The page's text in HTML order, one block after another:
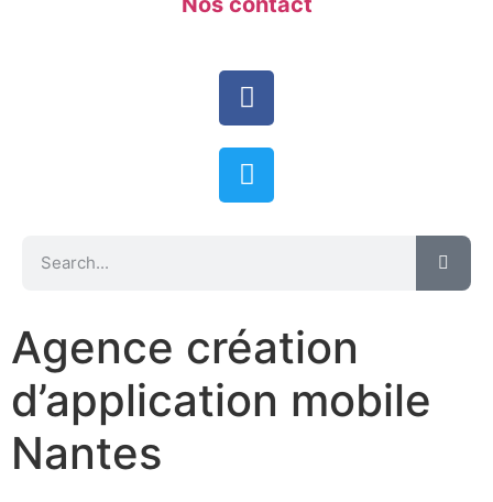
Agence création
d’application mobile
Nantes